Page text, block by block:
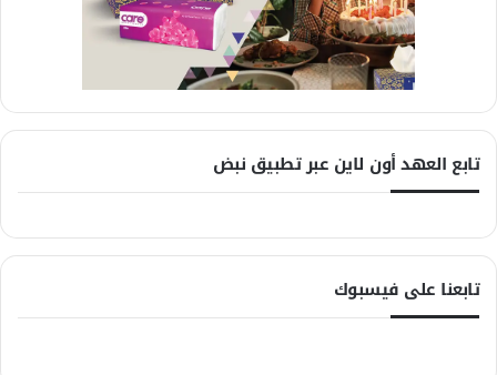
تابع العهد أون لاين عبر تطبيق نبض
تابعنا على فيسبوك